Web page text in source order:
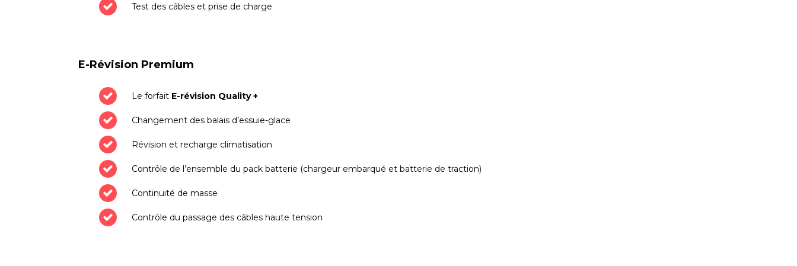
Test des câbles et prise de charge
E-Révision Premium
Le forfait E-révision Quality +
Changement des balais d’essuie-glace
Révision et recharge climatisation
Contrôle de l’ensemble du pack batterie (chargeur embarqué et batterie de traction)
Continuité de masse
Contrôle du passage des câbles haute tension